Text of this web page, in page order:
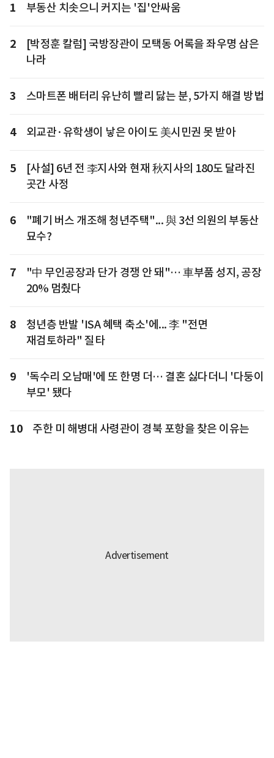
1 부동산 치솟으니 커지는 '집'안싸움
2
[박정훈 칼럼] 국방장관이 모택동 어록을 좌우명 삼은
나라
3 스마트폰 배터리 유난히 빨리 닳는 분, 5가지 해결 방법
4 외교관·유학생이 낳은 아이도 美시민권 못 받아
5
[사설] 6년 전 李지사와 현재 秋지사의 180도 달라진
곳간 사정
6
"폐기 버스 개조해 청년주택"... 與 3선 의원의 부동산
묘수?
7
"中 무인공장과 단가 경쟁 안 돼"… 車부품 성지, 공장
20% 멈췄다
8
청년층 반발 'ISA 혜택 축소'에... 李 "전면
재검토하라" 질타
9
'독수리 오남매'에 또 한명 더… 결혼 싫다더니 '다둥이
부모' 됐다
10 주한 미 해병대 사령관이 경북 포항을 찾은 이유는